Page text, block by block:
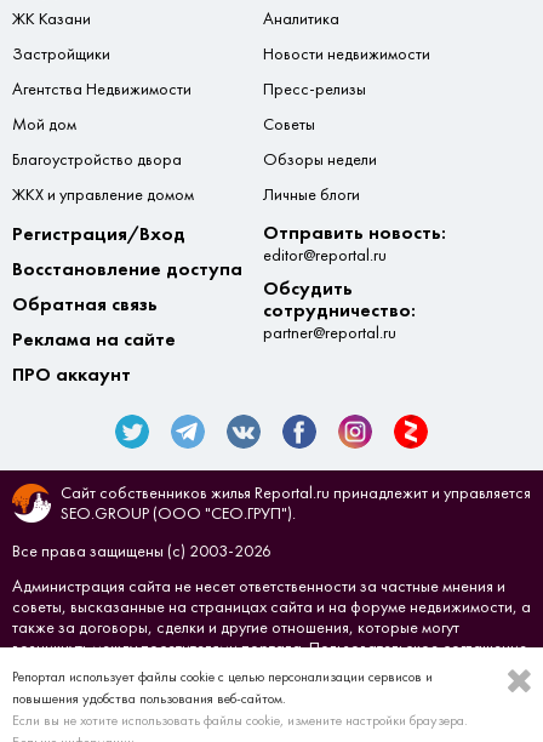
Репортал использует файлы cookie с целью персонализации сервисов и
повышения удобства пользования веб-сайтом.
Если вы не хотите использовать файлы cookie, измените настройки браузера.
ЖК Казани
Застройщики
Агентства Недвижимости
Мой дом
Благоустройство двора
ЖКХ и управление домом
Аналитика
Новости недвижимости
Пресс-релизы
Советы
Обзоры недели
Личные блоги
Регистрация/Вход
Восстановление доступа
Обратная связь
Реклама на сайте
ПРО аккаунт
Отправить новость:
editor@reportal.ru
Обсудить
сотрудничество:
partner@reportal.ru
Сайт собственников жилья Reportal.ru принадлежит и управляется
SEO.GROUP (ООО "СЕО.ГРУП").
Все права защищены (с) 2003-2026
Администрация сайта не несет ответственности за частные мнения и
советы, высказанные на страницах сайта и на форуме недвижимости, а
также за договоры, сделки и другие отношения, которые могут
возникнуть между посетителями портала.Пользовательское соглашение
Создано в СЕО.ГРУП